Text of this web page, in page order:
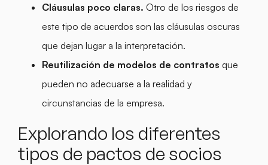
Cláusulas poco claras. Otro de los riesgos de
este tipo de acuerdos son las cláusulas oscuras
que dejan lugar a la interpretación.
Reutilización de modelos de contratos que
pueden no adecuarse a la realidad y
circunstancias de la empresa.
Explorando los diferentes
tipos de pactos de socios